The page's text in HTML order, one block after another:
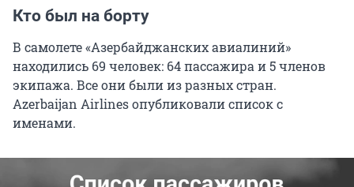
Кто был на борту
В самолете «Азербайджанских авиалиний»
находились 69 человек: 64 пассажира и 5 членов
экипажа. Все они были из разных стран.
Azerbaijan Airlines опубликовали список с
именами.